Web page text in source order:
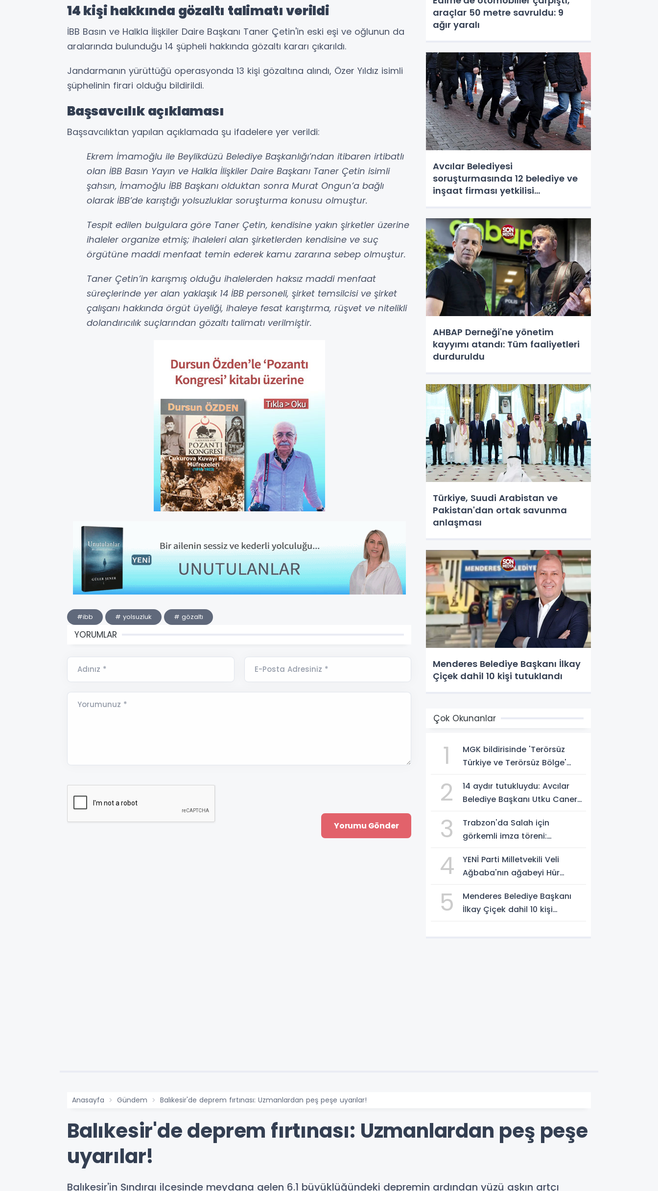
14 kişi hakkında gözaltı talimatı verildi
İBB Basın ve Halkla İlişkiler Daire Başkanı Taner Çetin'in eski eşi ve oğlunun da
aralarında bulunduğu 14 şüpheli hakkında gözaltı kararı çıkarıldı.
Jandarmanın yürüttüğü operasyonda 13 kişi gözaltına alındı, Özer Yıldız isimli
şüphelinin firari olduğu bildirildi.
Başsavcılık açıklaması
Başsavcılıktan yapılan açıklamada şu ifadelere yer verildi:
Ekrem İmamoğlu ile Beylikdüzü Belediye Başkanlığı’ndan itibaren irtibatlı
olan İBB Basın Yayın ve Halkla İlişkiler Daire Başkanı Taner Çetin isimli
şahsın, İmamoğlu İBB Başkanı olduktan sonra Murat Ongun’a bağlı
olarak İBB’de karıştığı yolsuzluklar soruşturma konusu olmuştur.
Tespit edilen bulgulara göre Taner Çetin, kendisine yakın şirketler üzerine
ihaleler organize etmiş; ihaleleri alan şirketlerden kendisine ve suç
örgütüne maddi menfaat temin ederek kamu zararına sebep olmuştur.
Taner Çetin’in karışmış olduğu ihalelerden haksız maddi menfaat
süreçlerinde yer alan yaklaşık 14 İBB personeli, şirket temsilcisi ve şirket
çalışanı hakkında örgüt üyeliği, ihaleye fesat karıştırma, rüşvet ve nitelikli
dolandırıcılık suçlarından gözaltı talimatı verilmiştir.
#ibb # yolsuzluk # gözaltı
YORUMLAR
Adınız * E-Posta Adresiniz *
Yorumunuz *
araçlar 50 metre savruldu: 9
ağır yaralı
Avcılar Belediyesi
soruşturmasında 12 belediye ve
inşaat firması yetkilisi
AHBAP Derneği'ne yönetim
kayyımı atandı: Tüm faaliyetleri
durduruldu
Türkiye, Suudi Arabistan ve
Pakistan'dan ortak savunma
anlaşması
Menderes Belediye Başkanı İlkay
Çiçek dahil 10 kişi tutuklandı
Çok Okunanlar
1
MGK bildirisinde 'Terörsüz
Türkiye ve Terörsüz Bölge'
2
14 aydır tutukluydu: Avcılar
Belediye Başkanı Utku Caner
3
Trabzon'da Salah için
görkemli imza töreni:
sabırsızlanıyorum'
4
YENİ Parti Milletvekili Veli
Ağbaba'nın ağabeyi Hür
5
Menderes Belediye Başkanı
İlkay Çiçek dahil 10 kişi
Anasayfa Gündem Balıkesir'de deprem fırtınası: Uzmanlardan peş peşe uyarılar!
Balıkesir'de deprem fırtınası: Uzmanlardan peş peşe
uyarılar!
Balıkesir'in Sındırgı ilçesinde meydana gelen 6.1 büyüklüğündeki depremin ardından yüzü aşkın artçı